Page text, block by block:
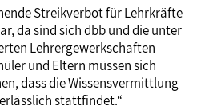
Streikverbot für Lehrkräfte
da sind sich dbb und die unter
Lehrergewerkschaften
und Eltern müssen sich
dass die Wissensvermittlung
stattfindet.“